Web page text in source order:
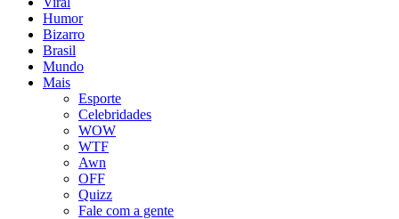
Humor
Bizarro
Brasil
Mundo
Mais
Esporte
Celebridades
WOW
WTF
Awn
OFF
Quizz
Fale com a gente